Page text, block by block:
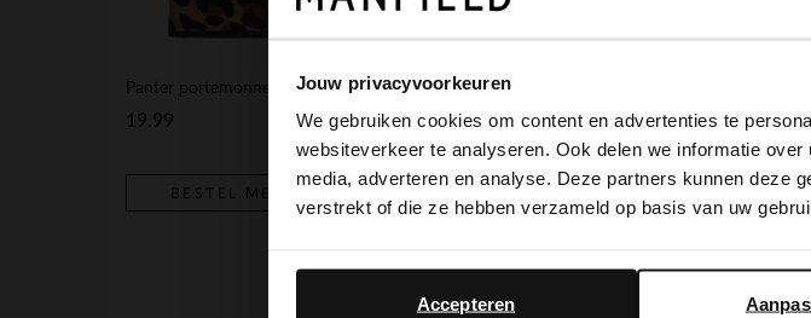
Jouw privacyvoorkeuren
We gebruiken cookies om content en advertenties te
websiteverkeer te analyseren. Ook delen we informatie
media, adverteren en analyse. Deze partners kunnen deze
verstrekt of die ze hebben verzameld op basis van uw
Accepteren
Panter portemonnee
19.99
BESTEL MEE
Rode kralenketting
7.99
BESTEL MEE Zwarte leren schoudertas
69.99
It looks like your language